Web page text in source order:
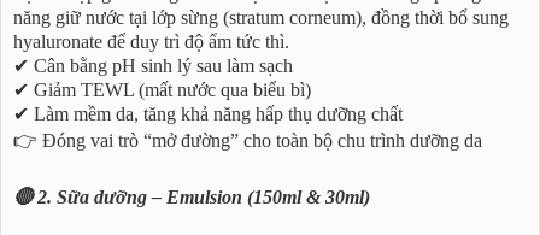
năng giữ nước tại lớp sừng (stratum corneum), đồng thời bổ sung
hyaluronate để duy trì độ ẩm tức thì.
✔ Cân bằng pH sinh lý sau làm sạch
✔ Giảm TEWL (mất nước qua biểu bì)
✔ Làm mềm da, tăng khả năng hấp thụ dưỡng chất
👉 Đóng vai trò “mở đường” cho toàn bộ chu trình dưỡng da
🔴 2. Sữa dưỡng – Emulsion (150ml & 30ml)